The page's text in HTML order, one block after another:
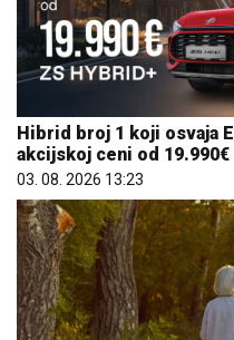
Hibrid broj 1 koji osvaja
akcijskoj ceni od 19.990€
03. 08. 2026 13:23